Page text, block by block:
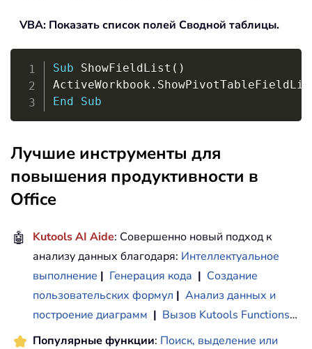
VBA: Показать список полей Сводной таблицы.
Sub ShowFieldList ( )
ActiveWorkbook .
End
Sub
Лучшие инструменты для
повышения продуктивности в
Office
🤖 Kutools AI Aide: Совершенно новый подход к
анализу данных благодаря: Интеллектуальное
выполнение | Генерация кода | Создание
пользовательских формул | Анализ данных и
построение диаграмм | Вызов Kutools Functions…
Популярные функции: Поиск, выделение или